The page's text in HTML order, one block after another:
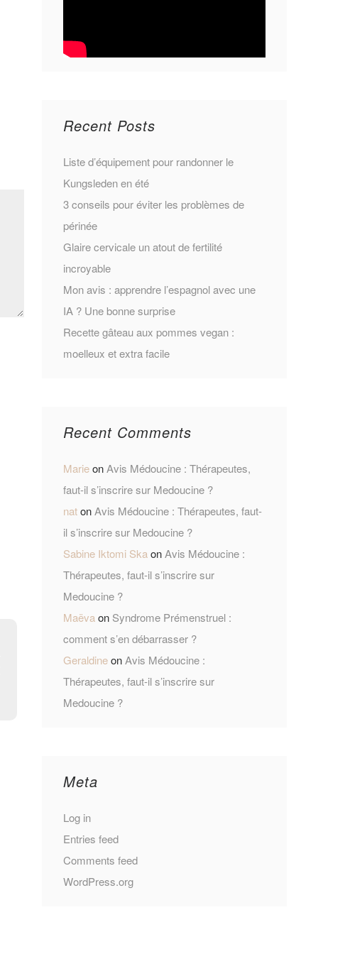
Recent Posts
Liste d’équipement pour randonner le
Kungsleden en été
3 conseils pour éviter les problèmes de
périnée
Glaire cervicale un atout de fertilité
incroyable
Mon avis : apprendre l’espagnol avec une
IA ? Une bonne surprise
Recette gâteau aux pommes vegan :
moelleux et extra facile
Recent Comments
MarieonAvis Médoucine : Thérapeutes,
faut-il s’inscrire sur Medoucine ?
natonAvis Médoucine : Thérapeutes, faut-
il s’inscrire sur Medoucine ?
Sabine Iktomi SkaonAvis Médoucine :
Thérapeutes, faut-il s’inscrire sur
Medoucine ?
Maëvaon Syndrome Prémenstruel :
comment s’en débarrasser ?
GeraldineonAvis Médoucine :
Thérapeutes, faut-il s’inscrire sur
Medoucine ?
Meta
Log in
Entries feed
Comments feed
WordPress.org